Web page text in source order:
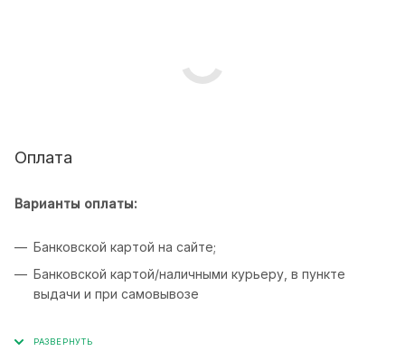
Оплата
Варианты оплаты:
Банковской картой на сайте;
Банковской картой/наличными курьеру, в пункте
выдачи и при самовывозе